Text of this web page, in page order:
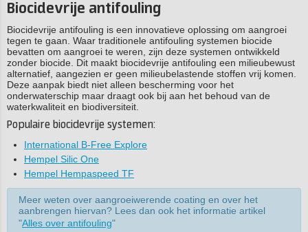
Biocidevrije antifouling
Biocidevrije antifouling is een innovatieve oplossing om aangroei
tegen te gaan. Waar traditionele antifouling systemen biocide
bevatten om aangroei te weren, zijn deze systemen ontwikkeld
zonder biocide. Dit maakt biocidevrije antifouling een milieubewust
alternatief, aangezien er geen milieubelastende stoffen vrij komen.
Deze aanpak biedt niet alleen bescherming voor het
onderwaterschip maar draagt ook bij aan het behoud van de
waterkwaliteit en biodiversiteit.
Populaire biocidevrije systemen:
International B-Free Explore
Hempel Silic One
Hempel Hempaspeed TF
Meer weten over aangroeiwerende coating en over het
aanbrengen hiervan? Lees dan ook het informatie artikel
"Alles over antifouling"